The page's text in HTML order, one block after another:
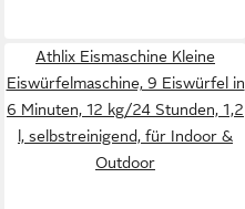
Athlix Eismaschine Kleine
Eiswürfelmaschine, 9 Eiswürfel in
6 Minuten, 12 kg/24 Stunden, 1,2
l, selbstreinigend, für Indoor &
Outdoor